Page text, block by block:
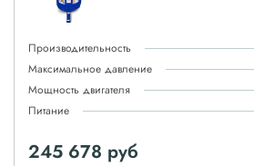
Производительность
Максимальное давление
Мощность двигателя
Питание
245 678 руб